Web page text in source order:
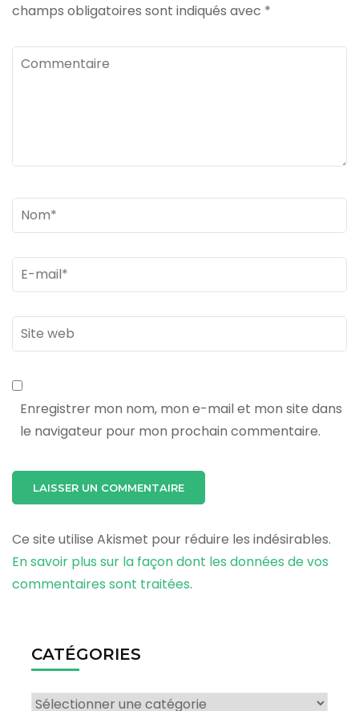
champs obligatoires sont indiqués avec *
Commentaire
Nom*
Email*
Site
web
Enregistrer mon nom, mon e-mail et mon site dans
le navigateur pour mon prochain commentaire.
Ce site utilise Akismet pour réduire les indésirables.
En savoir plus sur la façon dont les données de vos
commentaires sont traitées.
CATÉGORIES
Catégories